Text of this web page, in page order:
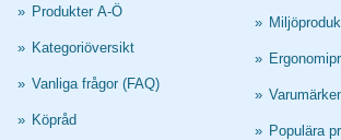
» Produkter A-Ö
» Kategoriöversikt
» Vanliga frågor (FAQ)
» Köpråd
»
»
»
» Populära